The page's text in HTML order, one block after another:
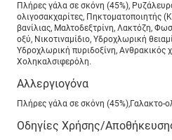
Πλήρες γάλα σε σκόνη (45%),
ολιγοσακχαρίτες, Πηκτοματοποιητής
βανίλιας, Μαλτοδεξτρίνη, Λακτόζη,
οξύ, Νικοτιναμίδιο, Υδροχλωρική
Υδροχλωρική πυριδοξίνη, Ανθρακικός
Χοληκαλσιφερόλη.
Αλλεργιογόνα
Πλήρες γάλα σε σκόνη (45%),Γαλακτο-
Οδηγίες Χρήσης/